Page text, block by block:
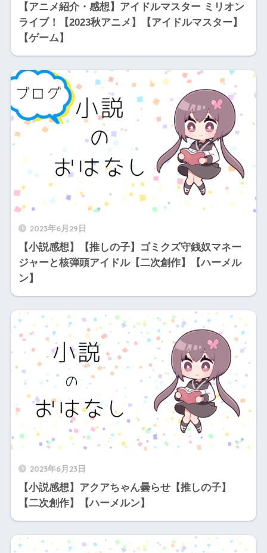
【アニメ紹介・感想】アイドルマスター ミリオン
ライブ！【2023秋アニメ】【アイドルマスター】
【ゲーム】
2023年6月29日
【小説感想】【推しの子】ゴミクズ守銭奴マネー
ジャーと核弾頭アイドル【二次創作】【ハーメル
ン】
2023年6月23日
【小説感想】アクアちゃん曇らせ【推しの子】
【二次創作】【ハーメルン】